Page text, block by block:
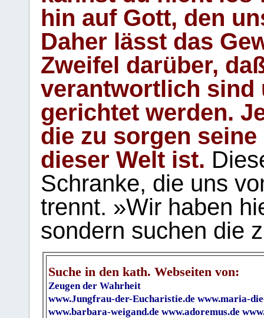
hin auf Gott, den
Daher lässt das
Zweifel darüber,
verantwortlich sind
gerichtet werden.
die zu sorgen
dieser Welt ist.
Schranke, die uns
trennt. »Wir haben
sondern suchen die
Suche in den kath. Webseiten von:
Zeugen der Wahrheit
www.Jungfrau-der-Eucharistie.de www.maria-
www.barbara-weigand.de www.adoremus.de